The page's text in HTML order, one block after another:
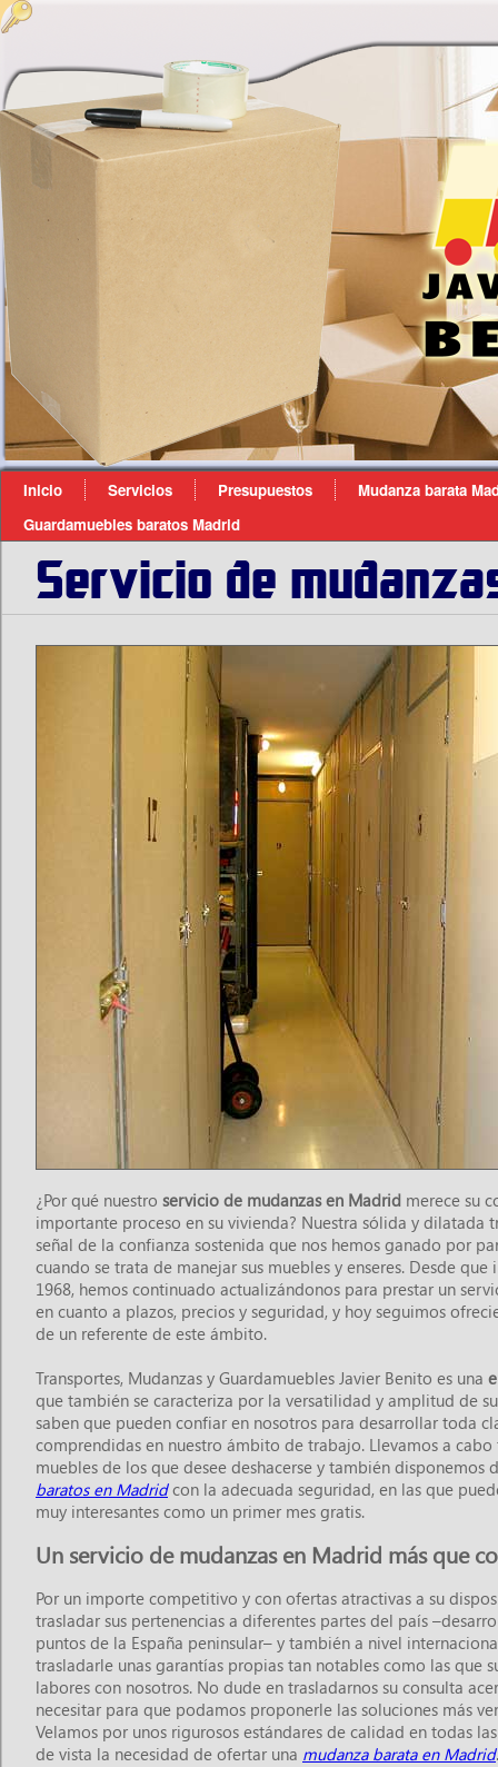
Servicio de
¿Por qué nuestro servicio de mudanzas en Madrid merece su
importante proceso en su vivienda? Nuestra sólida y dilatada
señal de la confianza sostenida que nos hemos ganado por
cuando se trata de manejar sus muebles y enseres. Desde
1968, hemos continuado actualizándonos para prestar un
en cuanto a plazos, precios y seguridad, y hoy seguimos
de un referente de este ámbito.
Transportes, Mudanzas y Guardamuebles Javier Benito es una
que también se caracteriza por la versatilidad y amplitud de
saben que pueden confiar en nosotros para desarrollar toda
comprendidas en nuestro ámbito de trabajo. Llevamos a
muebles de los que desee deshacerse y también disponemos
baratos en Madridcon la adecuada seguridad, en las que
muy interesantes como un primer mes gratis.
Un servicio de mudanzas en Madrid más que
Por un importe competitivo y con ofertas atractivas a su
trasladar sus pertenencias a diferentes partes del país
puntos de la España peninsular– y también a nivel
trasladarle unas garantías propias tan notables como las que
labores con nosotros. No dude en trasladarnos su consulta
necesitar para que podamos proponerle las soluciones más
Velamos por unos rigurosos estándares de calidad en todas
de vista la necesidad de ofertar una mudanza barata en Madrid
Inicio Servicios Presupuestos
Mudanza barata
Guardamuebles baratos Madrid